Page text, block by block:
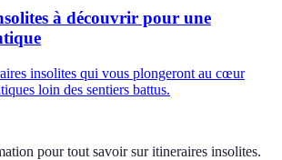
à découvrir pour une
insolites qui vous plongeront au cœur
loin des sentiers battus.
pour tout savoir sur itineraires insolites.